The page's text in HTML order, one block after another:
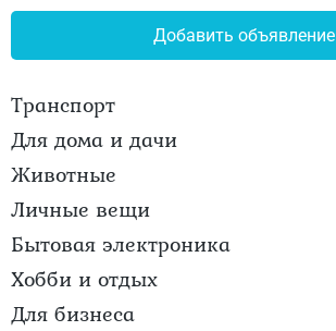
Добавить объявление
Транспорт
Для дома и дачи
Животные
Личные вещи
Бытовая электроника
Хобби и отдых
Для бизнеса